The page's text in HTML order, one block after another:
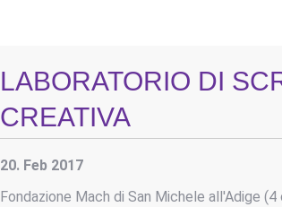
LABORATORIO DI
CREATIVA
20. Feb 2017
Fondazione Mach di San Michele all'Adige